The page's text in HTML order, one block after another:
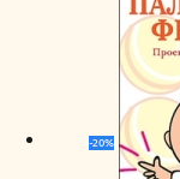
-20%